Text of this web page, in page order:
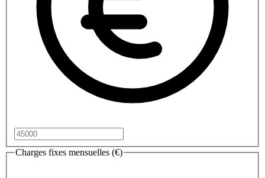
Charges fixes mensuelles (€)